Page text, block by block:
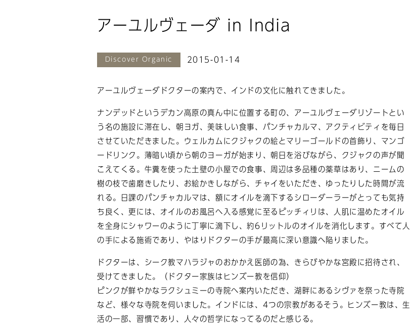
アーユルヴェーダ in India
Discover Organic 2015-01-14
アーユルヴェーダドクターの案内で、インドの文化に触れてきました。
ナンデッドというデカン高原の真ん中に位置する町の、アーユルヴェーダリゾートとい
う名の施設に滞在し、朝ヨガ、美味しい食事、パンチャカルマ、アクティビティを毎日
させていただきました。ウェルカムにクジャクの絵とマリーゴールドの首飾り、マンゴ
ードリンク。薄暗い頃から朝のヨーガが始まり、朝日を浴びながら、クジャクの声が聞
こえてくる。牛糞を使った土壁の小屋での食事、周辺は多品種の薬草はあり、ニームの
樹の枝で歯磨きしたり、お絵かきしながら、チャイをいただき、ゆったりした時間が流
れる。日課のパンチャカルマは、額にオイルを滴下するシローダーラーがとっても気持
ち良く、更には、オイルのお風呂へ入る感覚に至るピッチィリは、人肌に温めたオイル
を全身にシャワーのように丁寧に滴下し、約6リットルのオイルを消化します。すべて人
の手による施術であり、やはりドクターの手が最高に深い意識へ陥りました。
ドクターは、シーク教マハラジャのおかかえ医師の為、きらびやかな宮殿に招待され、
受けてきました。（ドクター家族はヒンズー教を信仰）
ピンクが鮮やかなラクシュミーの寺院へ案内いただき、湖畔にあるシヴァを祭った寺院
など、様々な寺院を伺いました。インドには、4つの宗教があるそう。ヒンズー教は、生
活の一部、習慣であり、人々の哲学になってるのだと感じる。